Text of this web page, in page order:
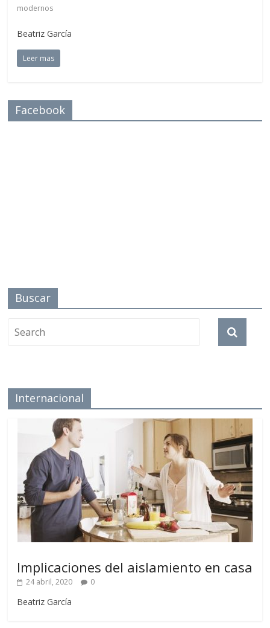
modernos
Beatriz García
Leer mas
Facebook
Buscar
Internacional
Implicaciones del aislamiento en casa
24 abril, 2020 0
Beatriz García